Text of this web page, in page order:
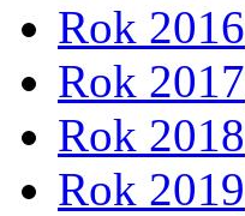
Rok 2016
Rok 2017
Rok 2018
Rok 2019